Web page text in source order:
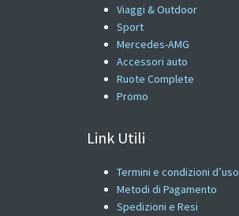
Viaggi & Outdoor
Sport
Mercedes-AMG
Accessori auto
Ruote Complete
Promo
Link Utili
Termini e condizioni d’uso
Metodi di Pagamento
Spedizioni e Resi